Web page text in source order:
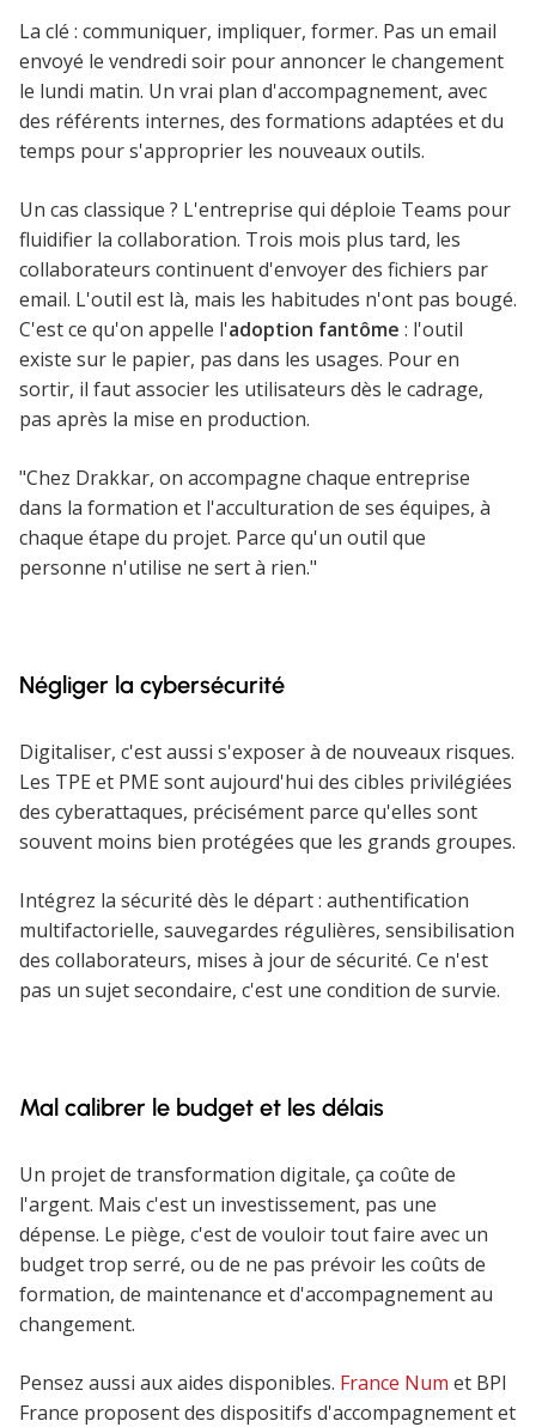
La clé : communiquer, impliquer, former. Pas un email
envoyé le vendredi soir pour annoncer le changement
le lundi matin. Un vrai plan d'accompagnement, avec
des référents internes, des formations adaptées et du
temps pour s'approprier les nouveaux outils.
Un cas classique ? L'entreprise qui déploie Teams pour
fluidifier la collaboration. Trois mois plus tard, les
collaborateurs continuent d'envoyer des fichiers par
email. L'outil est là, mais les habitudes n'ont pas bougé.
C'est ce qu'on appelle l'adoption fantôme : l'outil
existe sur le papier, pas dans les usages. Pour en
sortir, il faut associer les utilisateurs dès le cadrage,
pas après la mise en production.
"Chez Drakkar, on accompagne chaque entreprise
dans la formation et l'acculturation de ses équipes, à
chaque étape du projet. Parce qu'un outil que
personne n'utilise ne sert à rien."
Négliger la cybersécurité
Digitaliser, c'est aussi s'exposer à de nouveaux risques.
Les TPE et PME sont aujourd'hui des cibles privilégiées
des cyberattaques, précisément parce qu'elles sont
souvent moins bien protégées que les grands groupes.
Intégrez la sécurité dès le départ : authentification
multifactorielle, sauvegardes régulières, sensibilisation
des collaborateurs, mises à jour de sécurité. Ce n'est
pas un sujet secondaire, c'est une condition de survie.
Mal calibrer le budget et les délais
Un projet de transformation digitale, ça coûte de
l'argent. Mais c'est un investissement, pas une
dépense. Le piège, c'est de vouloir tout faire avec un
budget trop serré, ou de ne pas prévoir les coûts de
formation, de maintenance et d'accompagnement au
changement.
Pensez aussi aux aides disponibles. France Num et BPI
France proposent des dispositifs d'accompagnement et